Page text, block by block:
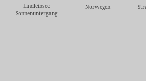
Lindleinsee
Sonnenuntergang
Norwegen